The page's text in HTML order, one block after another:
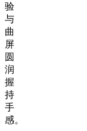
验
与
曲
屏
圆
润
握
持
手
感。